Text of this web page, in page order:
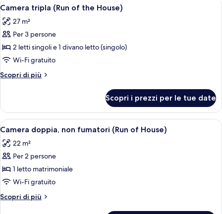
fumatori
(Run
of
House)
letti
non
fumatori
of
House)
tutte
le
foto
per
Camera
tripla
(Run
the
House)
4
Camera tripla (Run of the House)
27 m²
Per 3 persone
2 letti singoli e 1 divano letto (singolo)
Wi-Fi gratuito
Scopri di più
Altri
tripla
(Run
of
House)
Scopri i prezzi per le tue date
Apri
tutte
le
foto
per
Camera
doppia,
non
Una camera d'albergo con un letto
4
Camera doppia, non fumatori (Run of House)
22 m²
Per 2 persone
1 letto matrimoniale
Wi-Fi gratuito
Scopri di più
Altri